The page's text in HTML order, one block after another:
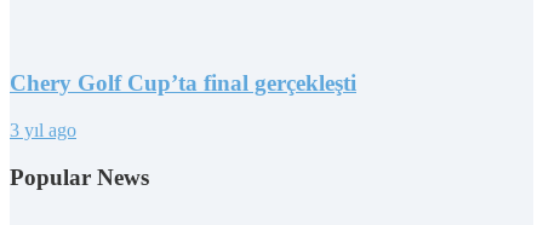
Chery Golf Cup’ta final gerçekleşti
3 yıl ago
Popular News